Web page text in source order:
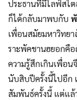
ประธานที่มีไลฟ์สไต
ก็ได้กลับมาพบกับ
เพื่อนสมัยมหาวิทย
ราะพัคชานฮยอกคือ
ความรู้สึกเกินเพื่อน
นับสิบปีครั้งนี้ไปอีก
สัมพันธ์ครั้งนี้ แต่แล้